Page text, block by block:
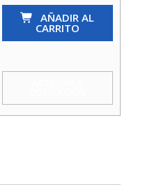
C/Rebalse
Hoffens
AÑADIR AL
CARRITO